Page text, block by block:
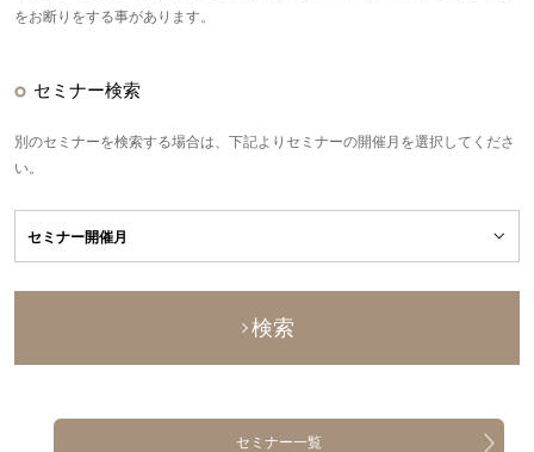
をお断りをする事があります。
セミナー検索
別のセミナーを検索する場合は、下記よりセミナーの開催月を選択してくださ
い。
検索
セミナー一覧